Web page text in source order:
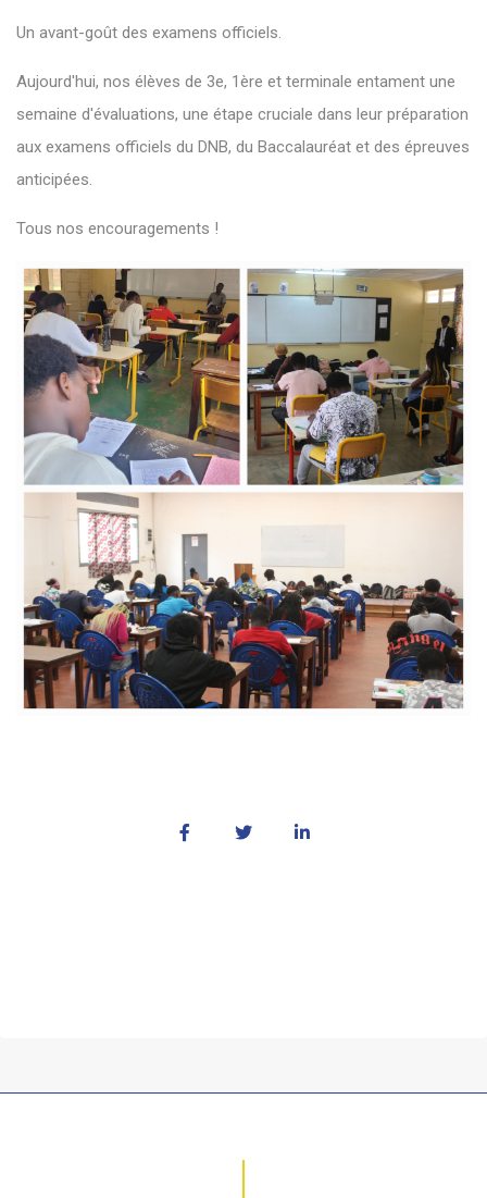
Un avant-goût des examens officiels.
Aujourd'hui, nos élèves de 3e, 1ère et terminale entament une
semaine d'évaluations, une étape cruciale dans leur préparation
aux examens officiels du DNB, du Baccalauréat et des épreuves
anticipées.
Tous nos encouragements !